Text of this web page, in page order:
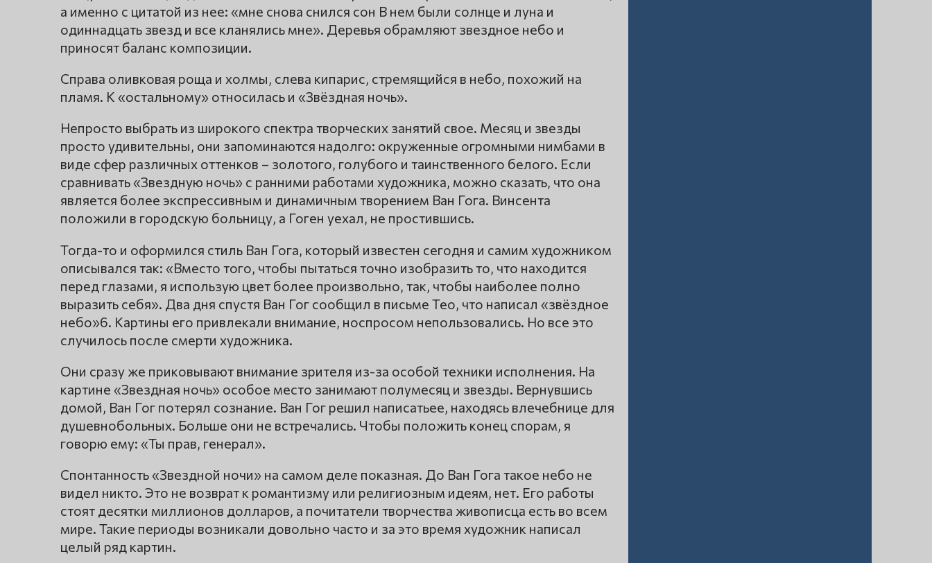
а именно с цитатой из нее: «мне снова снился сон В нем были солнце и луна и
одиннадцать звезд и все кланялись мне». Деревья обрамляют звездное небо и
приносят баланс композиции.
Справа оливковая роща и холмы, слева кипарис, стремящийся в небо, похожий на
пламя. К «остальному» относилась и «Звёздная ночь».
Непросто выбрать из широкого спектра творческих занятий свое. Месяц и звезды
просто удивительны, они запоминаются надолго: окруженные огромными нимбами в
виде сфер различных оттенков – золотого, голубого и таинственного белого. Если
сравнивать «Звездную ночь» с ранними работами художника, можно сказать, что она
является более экспрессивным и динамичным творением Ван Гога. Винсента
положили в городскую больницу, а Гоген уехал, не простившись.
Тогда-то и оформился стиль Ван Гога, который известен сегодня и самим художником
описывался так: «Вместо того, чтобы пытаться точно изобразить то, что находится
перед глазами, я использую цвет более произвольно, так, чтобы наиболее полно
выразить себя». Два дня спустя Ван Гог сообщил в письме Тео, что написал «звёздное
небо»6. Картины его привлекали внимание, носпросом непользовались. Но все это
случилось после смерти художника.
Они сразу же приковывают внимание зрителя из-за особой техники исполнения. На
картине «Звездная ночь» особое место занимают полумесяц и звезды. Вернувшись
домой, Ван Гог потерял сознание. Ван Гог решил написатьее, находясь влечебнице для
душевнобольных. Больше они не встречались. Чтобы положить конец спорам, я
говорю ему: «Ты прав, генерал».
Спонтанность «Звездной ночи» на самом деле показная. До Ван Гога такое небо не
видел никто. Это не возврат к романтизму или религиозным идеям, нет. Его работы
стоят десятки миллионов долларов, а почитатели творчества живописца есть во всем
мире. Такие периоды возникали довольно часто и за это время художник написал
целый ряд картин.